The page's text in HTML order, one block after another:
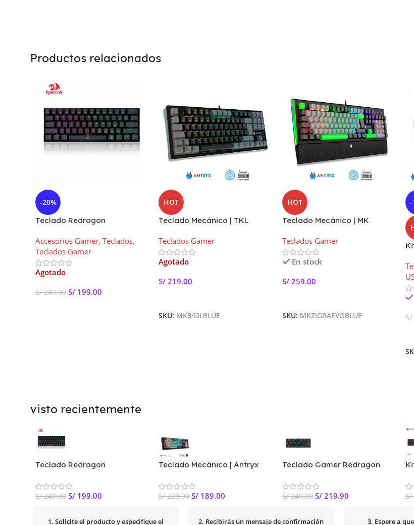
Productos relacionados
-20%
Teclado Redragon
BLACK (Blue switch) US
Accesorios Gamer, Teclados,
Teclados Gamer
Agotado
S/249.00 S/ 199.00
HOT
Teclado Mecánico | TKL
Switch Blue
Teclados Gamer
Agotado
S/ 219.00
SKU: MK840LBLUE
HOT
Teclado Mecánico | MK
Switch Azul
Teclados Gamer
En stock
S/259.00
SKU: MKZIGRAEVOBLUE
-
S/
visto recientemente
Teclado Redragon
BLACK (Blue switch) US
S/249.00 S/ 199.00
Teclado Mecánico | Antryx
S/229.00 S/ 189.00
Teclado Gamer Redragon
Black SP
S/249.90 S/219.90 S/
1. Solicite el producto y especifique el 2. Recibirás un mensaje de confirmación 3. Espere a